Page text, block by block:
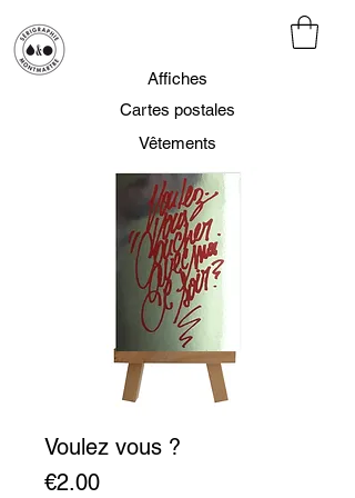
Affiches
Cartes postales
Vêtements
Voulez vous ?
€2.00Prix